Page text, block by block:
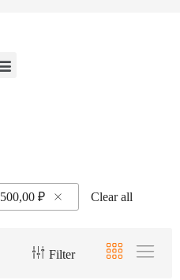
500,00 ₽ Clear all
Filter